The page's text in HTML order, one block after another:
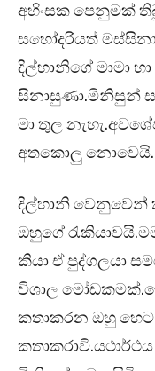
අහිංසක පෙනුමක්
සහෝදරියත්
දිල්හානිගේ මාමා
සිනාසුණා.මිනිසුන්
මා තුල
අතකොලු නොවෙයි.
දිල්හානි
ඔහුගේ
කියා ඒ පුද්ගලයා
විශාල
කතාකරන ඔහු